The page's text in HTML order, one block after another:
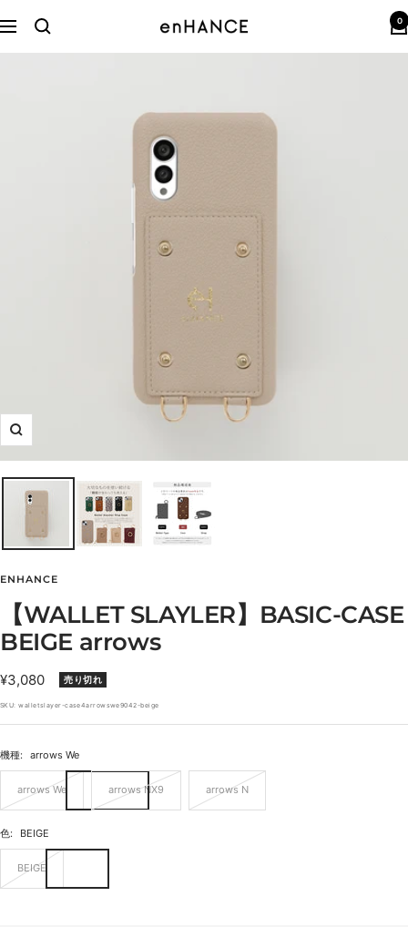
ン
ン
ナ
enHANCE 0
ズ
ン
ENHANCE
【WALLET SLAYLER】BASIC-CASE
BEIGE arrows
セ
ー
ル
価
格
¥3,080 売り切れ
SKU:walletslayer-case4arrowswe9042-beige
機種: arrows We
arrows We arrows NX9 arrows N
色: BEIGE
BEIGE